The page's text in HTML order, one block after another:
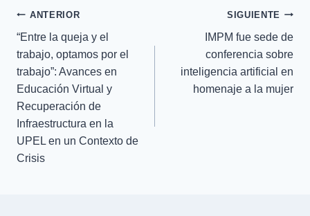
o ANTERIOR
“Entre la queja y el
trabajo, optamos por el
trabajo”: Avances en
Educación Virtual y
Recuperación de
Infraestructura en la
UPEL en un Contexto de
Crisis
SIGUIENTE
IMPM fue sede de
conferencia sobre
inteligencia artificial en
homenaje a la mujer